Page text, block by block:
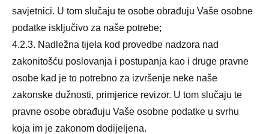
savjetnici. U tom slučaju te osobe obrađuju Vaše osobne
podatke isključivo za naše potrebe;
4.2.3. Nadležna tijela kod provedbe nadzora nad
zakonitošću poslovanja i postupanja kao i druge pravne
osobe kad je to potrebno za izvršenje neke naše
zakonske dužnosti, primjerice revizor. U tom slučaju te
pravne osobe obrađuju Vaše osobne podatke u svrhu
koja im je zakonom dodijeljena.